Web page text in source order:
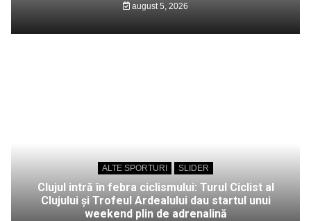
august 5, 2026
ALTE SPORTURI SLIDER
Clujul intră în febra ciclismului: Turul Ciclist al
Clujului și Trofeul Ardealului dau startul unui
weekend plin de adrenalină